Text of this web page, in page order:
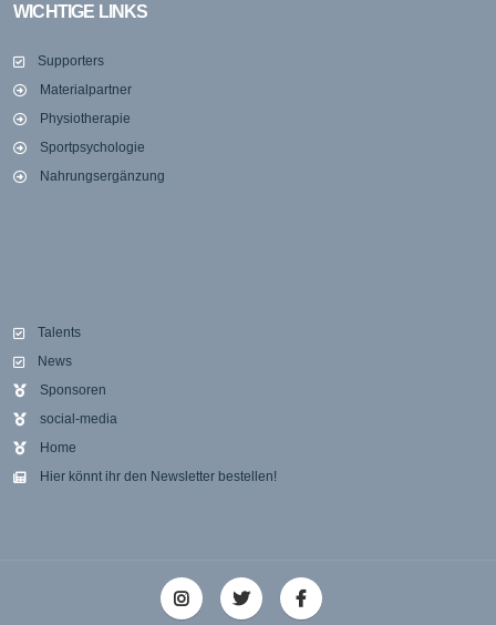
WICHTIGE LINKS
Supporters
Materialpartner
Physiotherapie
Sportpsychologie
Nahrungsergänzung
Talents
News
Sponsoren
social-media
Home
Hier könnt ihr den Newsletter bestellen!